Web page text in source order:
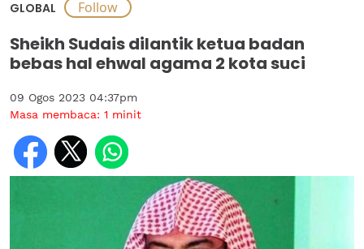
GLOBAL
Sheikh Sudais dilantik ketua badan
bebas hal ehwal agama 2 kota suci
09 Ogos 2023 04:37pm
Masa membaca: 1 minit